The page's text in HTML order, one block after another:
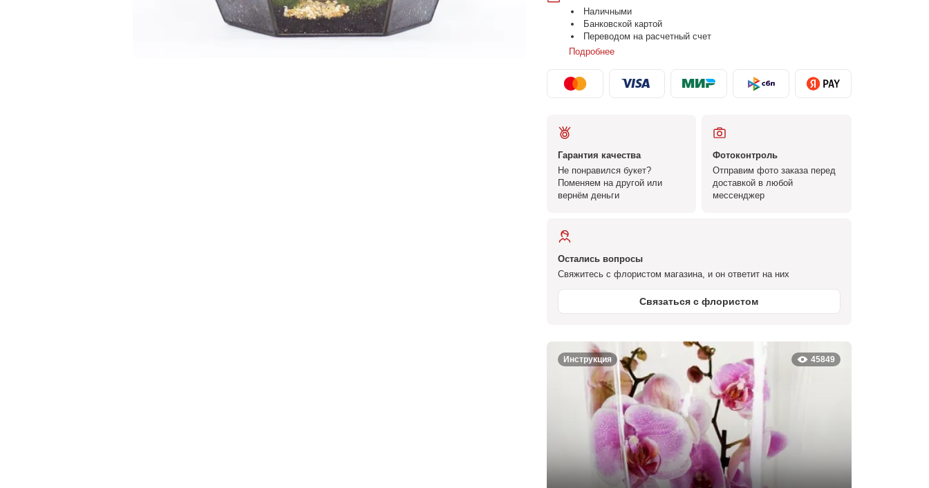
Наличными
Банковской картой
Переводом на расчетный счет
Подробнее
Гарантия качества
Не понравился букет?
Поменяем на другой или
вернём деньги
Фотоконтроль
Отправим фото заказа перед
доставкой в любой
мессенджер
Остались вопросы
Свяжитесь с флористом магазина, и он ответит на них
Связаться с флористом
45849
Инструкция